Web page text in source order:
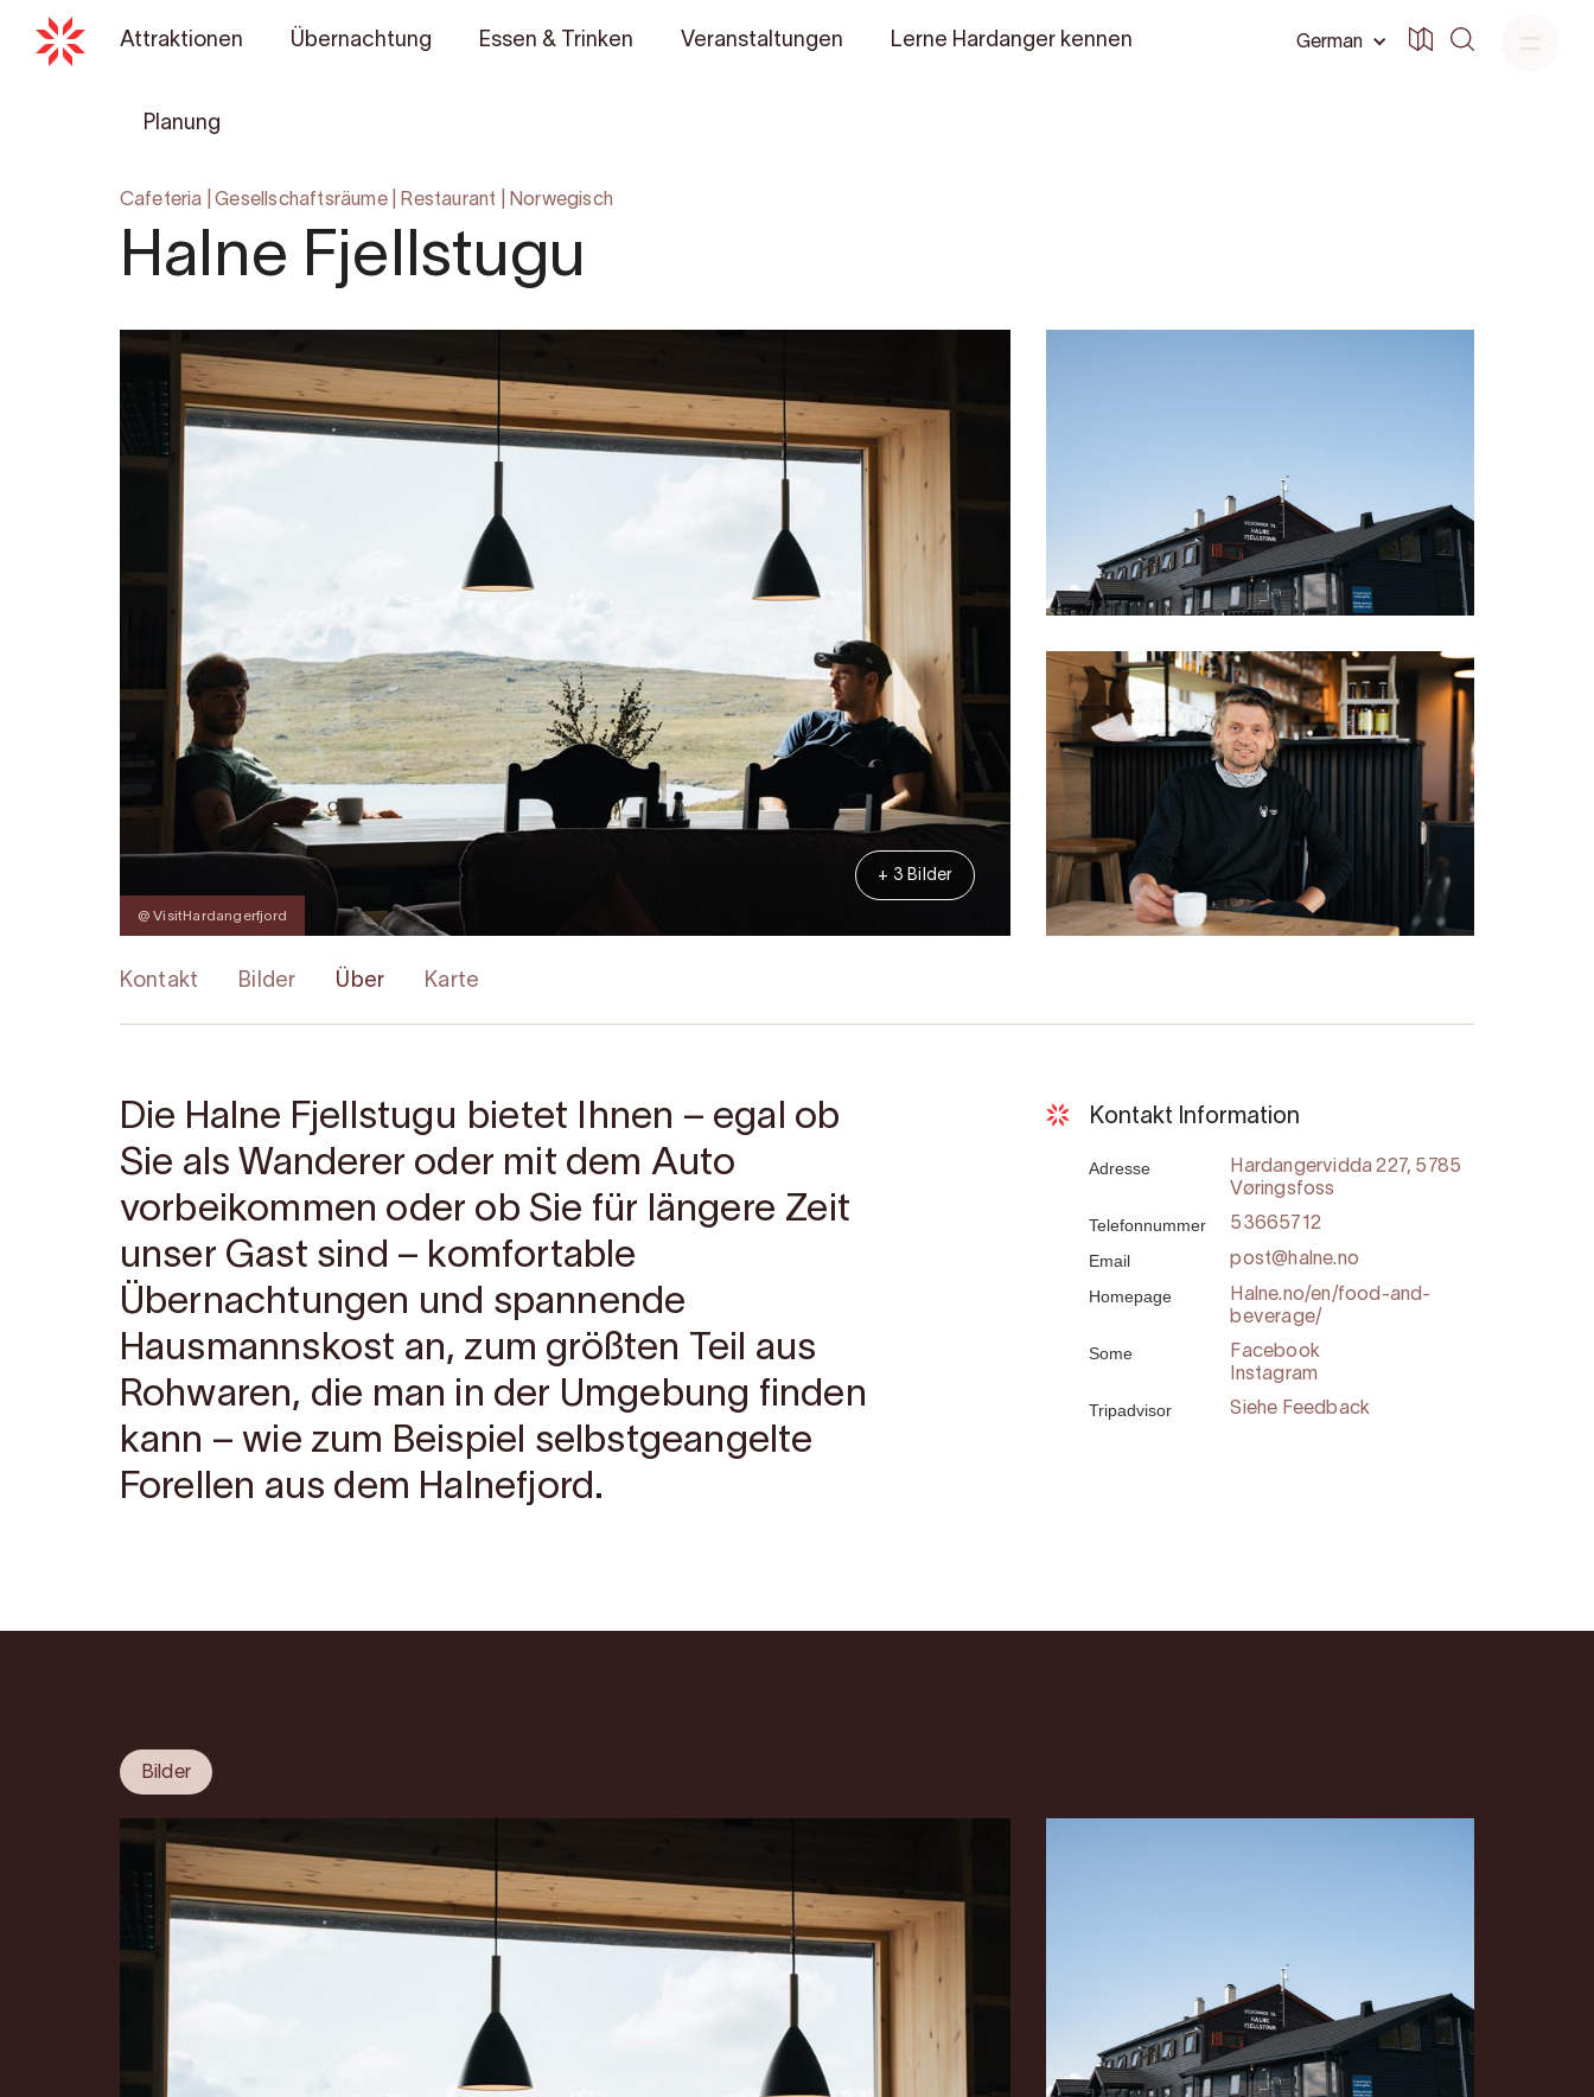
German
Attraktionen Übernachtung Essen & Trinken Veranstaltungen Lerne Hardanger kennen
Planung
Cafeteria |Gesellschaftsräume| Restaurant Norwegisch
Halne Fjellstugu
@ VisitHardangerfjord
+ 3 Bilder
Kontakt Bilder Über Karte
Die Halne Fjellstugu bietet Ihnen – egal ob
Sie als Wanderer oder mit dem Auto
vorbeikommen oder ob Sie für längere Zeit
unser Gast sind – komfortable
Übernachtungen und spannende
Hausmannskost an, zum größten Teil aus
Rohwaren, die man in der Umgebung finden
kann – wie zum Beispiel selbstgeangelte
Forellen aus dem Halnefjord.
Kontakt Information
Adresse
Hardangervidda 227, 5785
Vøringsfoss
Telefonnummer 53665712
Email post@halne.no
Homepage
Halne.no/en/food-and-
beverage/
Some
Facebook
Instagram
Tripadvisor Siehe Feedback
Bilder